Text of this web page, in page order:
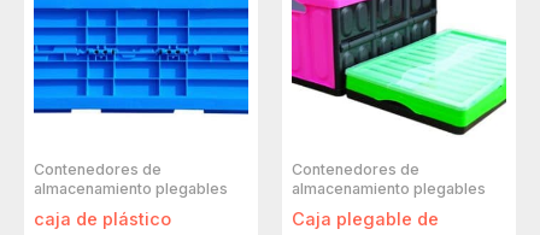
Contenedores de
almacenamiento plegables
caja de plástico
Contenedores de
almacenamiento plegables
Caja plegable de